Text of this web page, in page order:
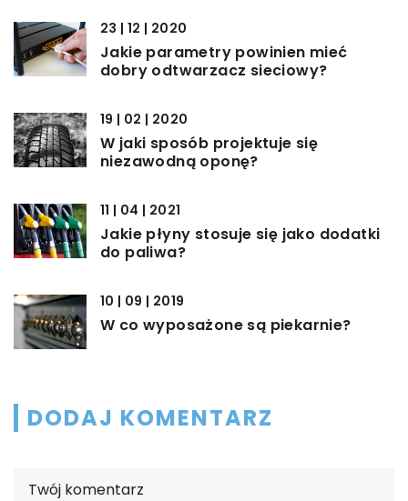
23 | 12 | 2020
Jakie parametry powinien mieć
dobry odtwarzacz sieciowy?
19 | 02 | 2020
W jaki sposób projektuje się
niezawodną oponę?
11 | 04 | 2021
Jakie płyny stosuje się jako dodatki
do paliwa?
10 | 09 | 2019
W co wyposażone są piekarnie?
DODAJ KOMENTARZ